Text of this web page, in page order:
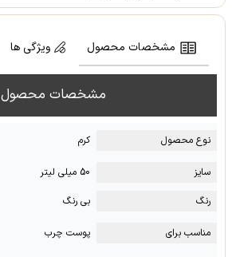
مشخصات محصول ویژگی ها
مشخصات محصول
نوع محصول کرم
سایز
50 میلی لیتر
رنگ
بی رنگ
مناسب برای پوست چرب